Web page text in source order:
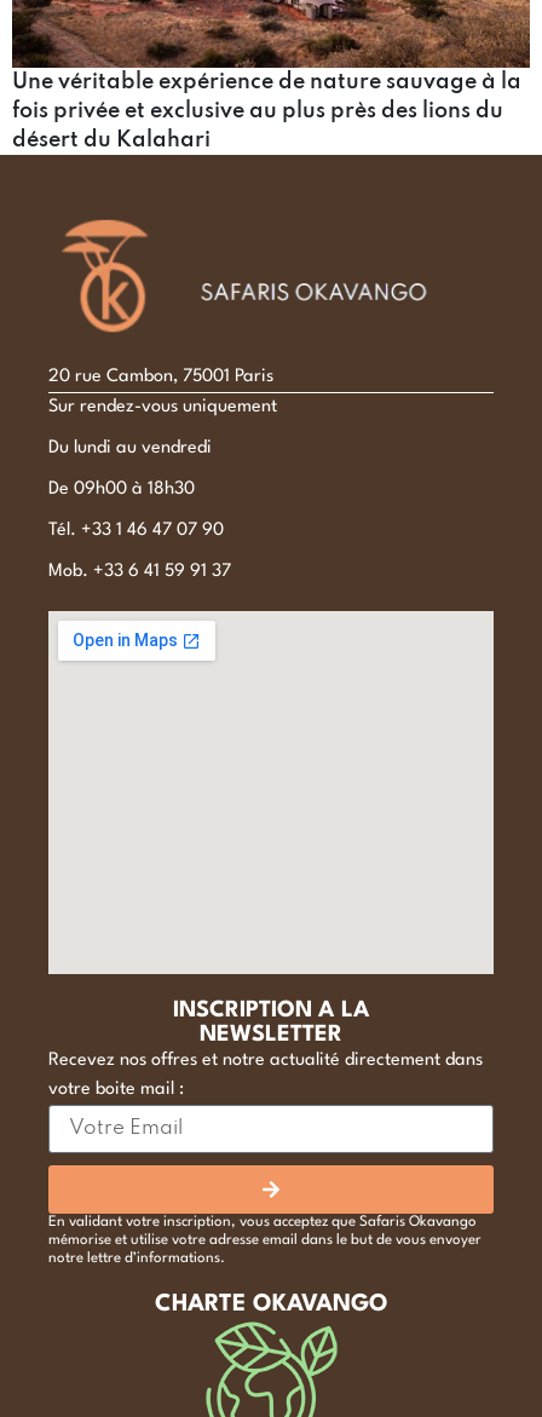
Une véritable expérience de nature sauvage à la
fois privée et exclusive au plus près des lions du
désert du Kalahari
20 rue Cambon, 75001 Paris
Sur rendez-vous uniquement
Du lundi au vendredi
De 09h00 à 18h30
Tél. +33 1 46 47 07 90
Mob. +33 6 41 59 91 37
INSCRIPTION A LA
NEWSLETTER
Recevez nos offres et notre actualité directement dans
votre boite mail :
En validant votre inscription, vous acceptez que Safaris Okavango
mémorise et utilise votre adresse email dans le but de vous envoyer
notre lettre d’informations.
CHARTE OKAVANGO